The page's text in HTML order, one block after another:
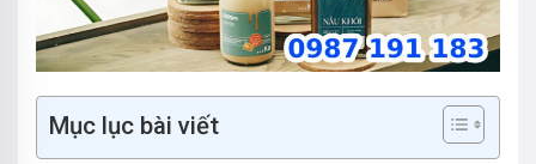
Mục lục bài viết